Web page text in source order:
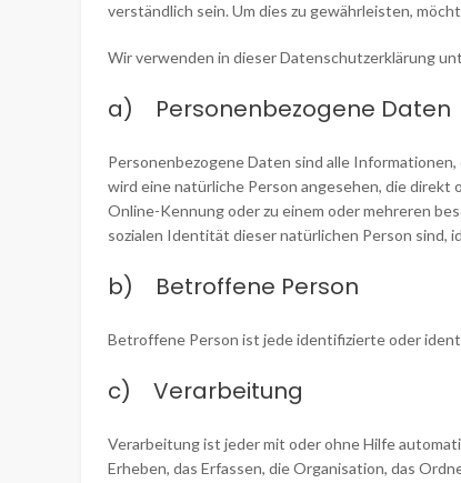
verständlich sein. Um dies zu gewährleisten,
Wir verwenden in dieser Datenschutzerklärung
a) Personenbezogene Daten
Personenbezogene Daten sind alle
wird eine natürliche Person angesehen, die direkt
Online-Kennung oder zu einem oder mehreren
sozialen Identität dieser natürlichen Person sind,
b) Betroffene Person
Betroffene Person ist jede identifizierte oder
c) Verarbeitung
Verarbeitung ist jeder mit oder ohne Hilfe
Erheben, das Erfassen, die Organisation, das